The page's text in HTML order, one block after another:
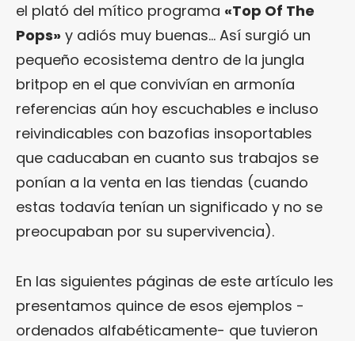
el plató del mítico programa «Top Of The
Pops» y adiós muy buenas… Así surgió un
pequeño ecosistema dentro de la jungla
britpop en el que convivían en armonía
referencias aún hoy escuchables e incluso
reivindicables con bazofias insoportables
que caducaban en cuanto sus trabajos se
ponían a la venta en las tiendas (cuando
estas todavía tenían un significado y no se
preocupaban por su supervivencia).
En las siguientes páginas de este artículo les
presentamos quince de esos ejemplos -
ordenados alfabéticamente- que tuvieron